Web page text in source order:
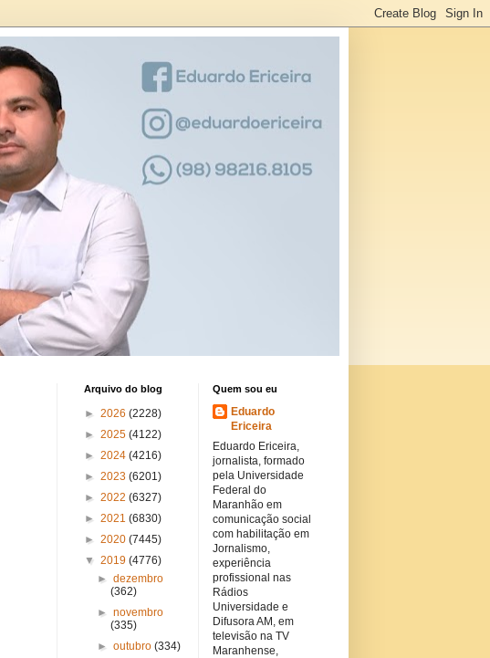
Arquivo do blog
► 2026 (2228)
► 2025 (4122)
► 2024 (4216)
► 2023 (6201)
► 2022 (6327)
► 2021 (6830)
► 2020 (7445)
▼ 2019 (4776)
► dezembro
(362)
► novembro
(335)
► outubro (334)
Quem sou eu
Eduardo
Ericeira
Eduardo Ericeira,
jornalista, formado
pela Universidade
Federal do
Maranhão em
comunicação social
com habilitação em
Jornalismo,
experiência
profissional nas
Rádios
Universidade e
Difusora AM, em
televisão na TV
Maranhense,